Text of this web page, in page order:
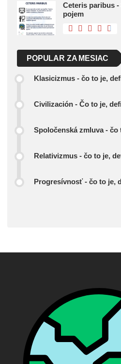
Ceteris paribus
pojem
POPULAR ZA MESIAC
Klasicizmus - čo to je,
Civilización - Čo to je,
Spoločenská zmluva -
Relativizmus - čo to je,
Progresívnosť - čo to je,